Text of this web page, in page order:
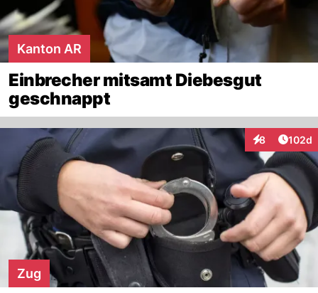
Kanton AR
Einbrecher mitsamt Diebesgut
geschnappt
8
Interaktionen
102d
Zug